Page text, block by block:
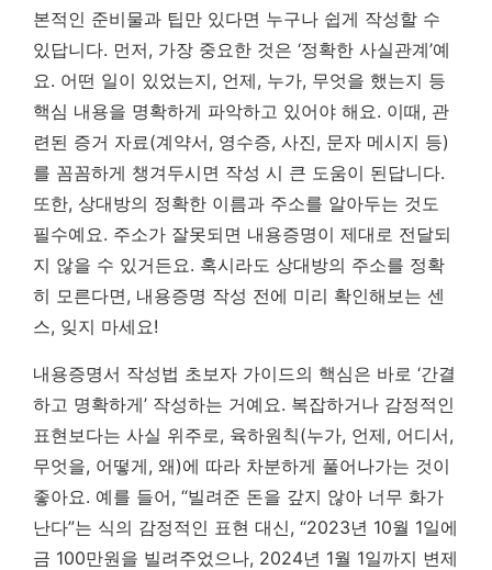
본적인 준비물과 팁만 있다면 누구나 쉽게 작성할 수
있답니다. 먼저, 가장 중요한 것은 ‘정확한 사실관계’예
요. 어떤 일이 있었는지, 언제, 누가, 무엇을 했는지 등
핵심 내용을 명확하게 파악하고 있어야 해요. 이때, 관
련된 증거 자료(계약서, 영수증, 사진, 문자 메시지 등)
를 꼼꼼하게 챙겨두시면 작성 시 큰 도움이 된답니다.
또한, 상대방의 정확한 이름과 주소를 알아두는 것도
필수예요. 주소가 잘못되면 내용증명이 제대로 전달되
지 않을 수 있거든요. 혹시라도 상대방의 주소를 정확
히 모른다면, 내용증명 작성 전에 미리 확인해보는 센
스, 잊지 마세요!
내용증명서 작성법 초보자 가이드의 핵심은 바로 ‘간결
하고 명확하게’ 작성하는 거예요. 복잡하거나 감정적인
표현보다는 사실 위주로, 육하원칙(누가, 언제, 어디서,
무엇을, 어떻게, 왜)에 따라 차분하게 풀어나가는 것이
좋아요. 예를 들어, “빌려준 돈을 갚지 않아 너무 화가
난다”는 식의 감정적인 표현 대신, “2023년 10월 1일에
금 100만원을 빌려주었으나, 2024년 1월 1일까지 변제